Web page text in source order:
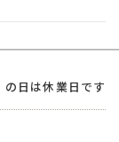
の日は休業日です